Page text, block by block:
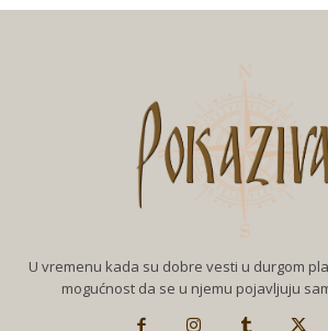
U vremenu kada su dobre vesti u durgom
mogućnost da se u njemu pojavljuju